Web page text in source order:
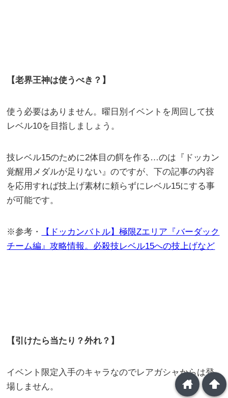
【老界王神は使うべき？】
使う必要はありません。曜日別イベントを周回して技
レベル10を目指しましょう。
技レベル15のために2体目の餌を作る…のは『ドッカン
覚醒用メダルが足りない』のですが、下の記事の内容
を応用すれば技上げ素材に頼らずにレベル15にする事
が可能です。
※参考・
【ドッカンバトル】極限Zエリア『バーダック
チーム編』攻略情報。必殺技レベル15への技上げなど
【引けたら当たり？外れ？】
イベント限定入手のキャラなのでレアガシャからは登
場しません。
arrowup
home